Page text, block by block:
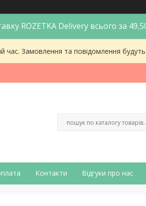
ROZETKA Delivery всього за
час. Замовлення та повідомлення
Контакти Відгуки про нас